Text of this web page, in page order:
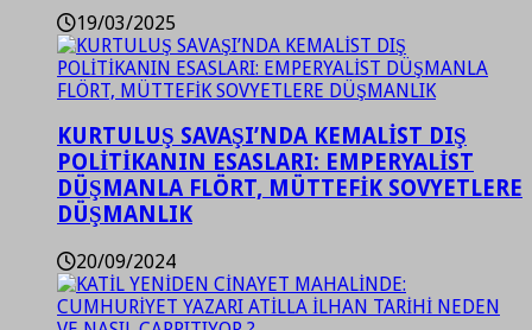
19/03/2025
KURTULUŞ SAVAŞI’NDA KEMALİST DIŞ
POLİTİKANIN ESASLARI: EMPERYALİST
DÜŞMANLA FLÖRT, MÜTTEFİK SOVYETLERE
DÜŞMANLIK
20/09/2024